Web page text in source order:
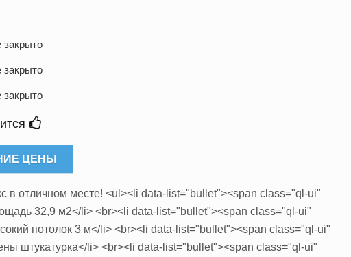
закрыто
закрыто
закрыто
ЦЕНЫ
в отличном месте! <ul><li data-list="bullet"><span class="ql-ui"
32,9 м2</li> <br><li data-list="bullet"><span class="ql-ui"
потолок 3 м</li> <br><li data-list="bullet"><span class="ql-ui"
штукатурка</li> <br><li data-list="bullet"><span class="ql-ui"